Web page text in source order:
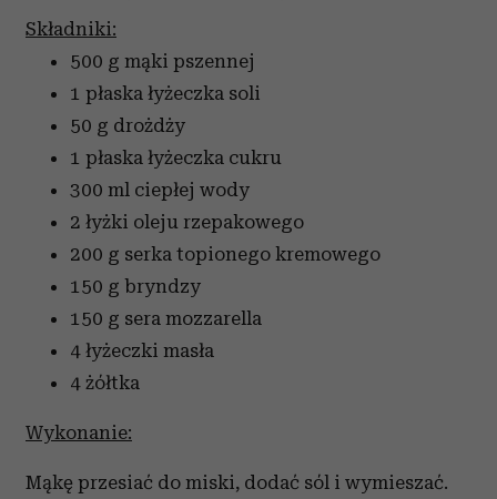
Składniki:
500 g mąki pszennej
1 płaska łyżeczka soli
50 g drożdży
1 płaska łyżeczka cukru
300 ml ciepłej wody
2 łyżki oleju rzepakowego
200 g serka topionego kremowego
150 g bryndzy
150 g sera mozzarella
4 łyżeczki masła
4 żółtka
Wykonanie:
Mąkę przesiać do miski, dodać sól i wymieszać.